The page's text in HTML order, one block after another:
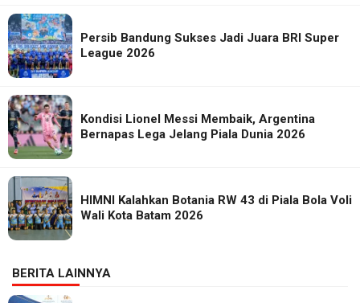
Persib Bandung Sukses Jadi Juara BRI Super
League 2026
Kondisi Lionel Messi Membaik, Argentina
Bernapas Lega Jelang Piala Dunia 2026
HIMNI Kalahkan Botania RW 43 di Piala Bola Voli
Wali Kota Batam 2026
BERITA LAINNYA